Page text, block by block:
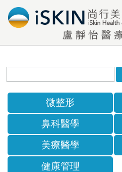
微整形
鼻科醫學
美療醫學
健康管理